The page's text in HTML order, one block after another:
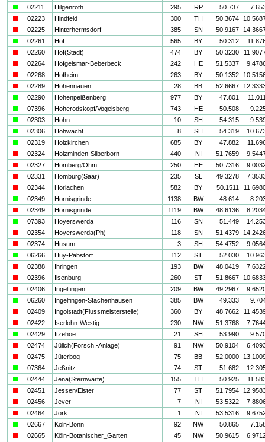
02211 Hilgenroth 295 RP 50.737
02223 Hindfeld 300 TH 50.3674
02225 Hinterhermsdorf 385 SN 50.9167
02261 Hof 565 BY 50.312
02260 Hof(Stadt) 474 BY 50.3230
02264 Hofgeismar-Beberbeck 242 HE 51.5337
02268 Hofheim 263 BY 50.1352
02289 Hohennauen 28 BB 52.6667
02290 Hohenpeißenberg 977 BY 47.801
07396 Hoherodskopf/Vogelsberg 743 HE 50.508
02303 Hohn 10 SH 54.315
02306 Hohwacht 8 SH 54.319
02319 Holzkirchen 685 BY 47.882
02324 Holzminden-Silberborn 440 NI 51.7659
02327 Homberg/Ohm 250 HE 50.7316
02331 Homburg(Saar) 235 SL 49.3278
02344 Horlachen 582 BY 50.1511
02349 Hornisgrinde 1138 BW 48.614
02349 Hornisgrinde 1119 BW 48.6136
07393 Hoyerswerda 116 SN 51.449
02354 Hoyerswerda(Ph) 118 SN 51.4379
02374 Husum 3 SH 54.4752
06266 Huy-Pabstorf 112 ST 52.030
02388 Ihringen 193 BW 48.0419
02396 Ilsenburg 260 ST 51.8667
02406 Ingelfingen 209 BW 49.2967
06260 Ingelfingen-Stachenhausen 385 BW 49.333
02409 Ingolstadt(Flussmeisterstelle) 360 BY 48.7662
02422 Iserlohn-Westig 230 NW 51.3768
02429 Itzehoe 21 SH 53.990
02474 Jülich(Forsch.-Anlage) 91 NW 50.9104
02475 Jüterbog 75 BB 52.0000
07364 Jeßnitz 74 ST 51.682
02444 Jena(Sternwarte) 155 TH 50.925
02451 Jessen/Elster 77 ST 51.7954
02456 Jever 7 NI 53.5322
02464 Jork 1 NI 53.5316
02667 Köln-Bonn 92 NW 50.865
02665 Köln-Botanischer_Garten 45 NW 50.9615